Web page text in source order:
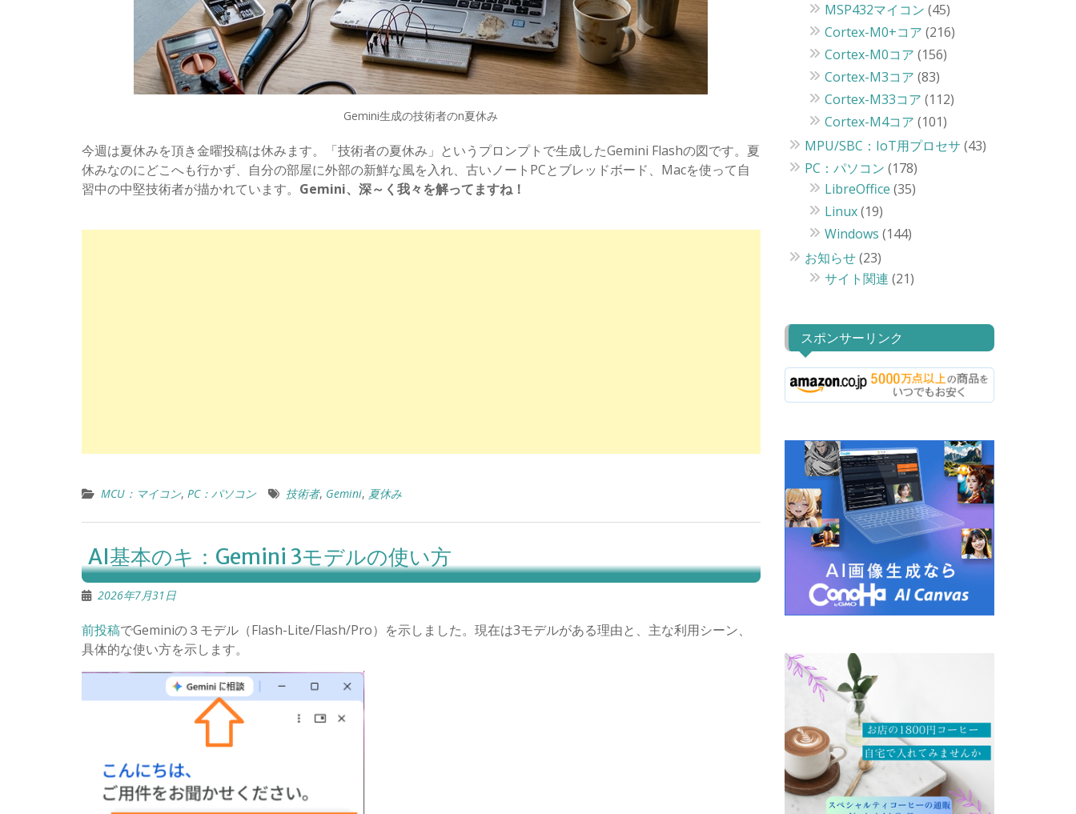
Gemini生成の技術者のn夏休み
今週は夏休みを頂き金曜投稿は休みます。「技術者の夏休み」というプロンプトで生成したGemini Flashの図です。夏
休みなのにどこへも行かず、自分の部屋に外部の新鮮な風を入れ、古いノートPCとブレッドボード、Macを使って自
習中の中堅技術者が描かれています。 Gemini、深～く我々を解ってますね！
MCU：マイコン, PC：パソコン 技術者, Gemini, 夏休み
AI基本のキ：Gemini 3モデルの使い方
2026年7月31日
前投稿でGeminiの３モデル（Flash-Lite/Flash/Pro）を示しました。現在は3モデルがある理由と、主な利用シーン、
具体的な使い方を示します。
MSP432マイコン (45)
Cortex-M0+コア (216)
Cortex-M0コア (156)
Cortex-M3コア (83)
Cortex-M33コア (112)
Cortex-M4コア (101)
MPU/SBC：IoT用プロセサ (43)
PC：パソコン (178)
LibreOffice (35)
Linux(19)
Windows (144)
お知らせ(23)
サイト関連 (21)
スポンサーリンク